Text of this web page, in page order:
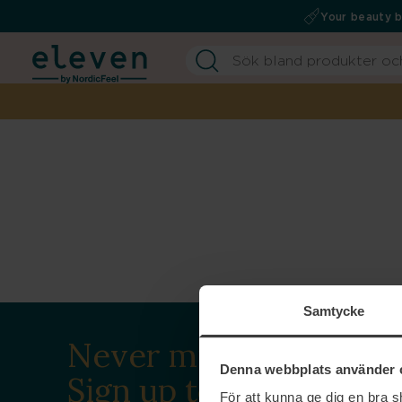
Samtycke
Denna webbplats använder
För att kunna ge dig en bra
Your beauty
Never miss a beat.
Sign up to our